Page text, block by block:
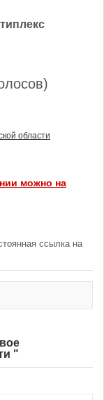
области
можно на
ссылка на
"